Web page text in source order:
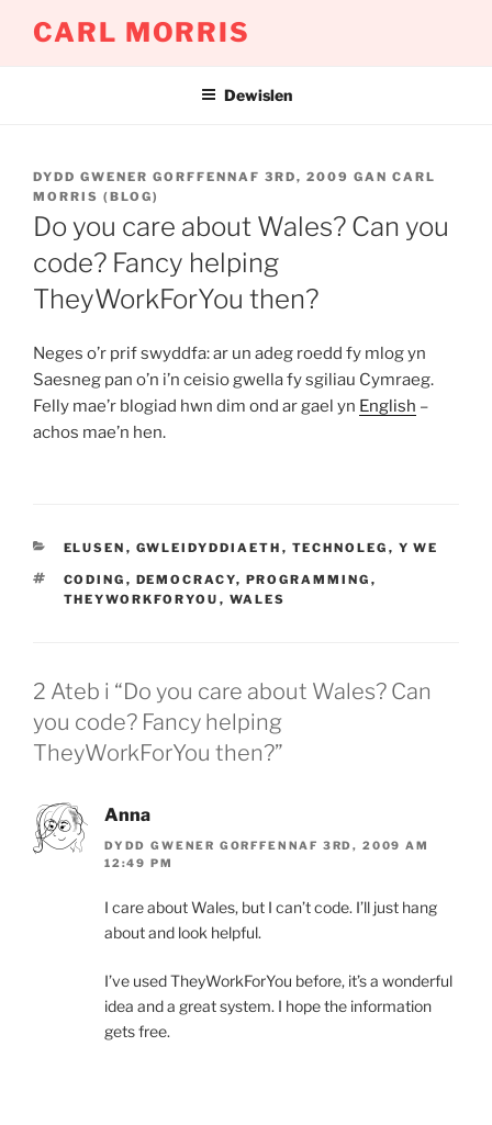
CARL MORRIS
Dewislen
COFNODWYD
AR
DYDD GWENER GORFFENNAF 3RD, 2009 GAN CARL
MORRIS (BLOG)
Do you care about Wales? Can you
code? Fancy helping
TheyWorkForYou then?
Neges o’r prif swyddfa: ar un adeg roedd fy mlog yn
Saesneg pan o’n i’n ceisio gwella fy sgiliau Cymraeg.
Felly mae’r blogiad hwn dim ond ar gael yn English –
achos mae’n hen.
CATEGORÏAU
ELUSEN , GWLEIDYDDIAETH , TECHNOLEG , Y WE
TAGIAU
CODING , DEMOCRACY, PROGRAMMING ,
THEYWORKFORYOU , WALES
2 Ateb i “Do you care about Wales? Can
you code? Fancy helping
TheyWorkForYou then?”
Anna
DYDD GWENER GORFFENNAF 3RD, 2009 AM
12:49 PM
I care about Wales, but I can’t code. I’ll just hang
about and look helpful.
I’ve used TheyWorkForYou before, it’s a wonderful
idea and a great system. I hope the information
gets free.